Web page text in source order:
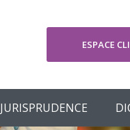
ESPACE
Votre
JURISPRUDENCE